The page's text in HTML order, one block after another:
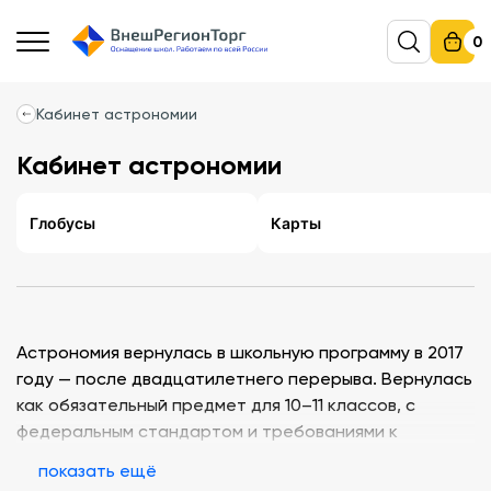
0
Кабинет астрономии
Кабинет астрономии
Глобусы Карты
Астрономия вернулась в школьную программу в 2017
году — после двадцатилетнего перерыва. Вернулась
как обязательный предмет для 10–11 классов, с
федеральным стандартом и требованиями к
кабинет физики служил заодно и для астрономии,
показать ещё